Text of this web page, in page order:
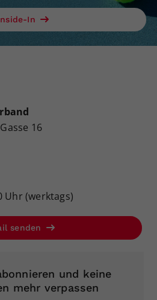
In
16
Uhr (werktags)
senden
und keine
mehr verpassen